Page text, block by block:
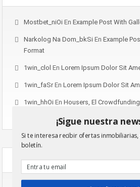
Mostbet_niOi En Example Post With
Narkolog Na Dom_bkSi En Example
Format
1win_clol En Lorem Ipsum Dolor Sit
1win_faSrEn Lorem Ipsum Dolor Sit
1win_hhOi En Housers, El
Archives
¡Sigue nuestra
Si te interesa recibir ofertas
boletín.